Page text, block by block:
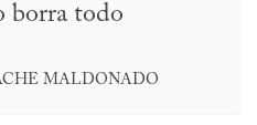
borra todo
MALDONADO